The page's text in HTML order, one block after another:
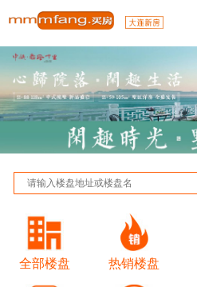
全部楼盘 热销楼盘